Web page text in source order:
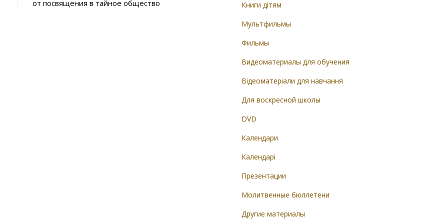
от посвящения в тайное общество
Книги дітям
Мультфильмы
Фильмы
Видеоматериалы для обучения
Відеоматеріали для навчання
Для воскресной школы
DVD
Календари
Календарі
Презентации
Молитвенные бюллетени
Другие материалы